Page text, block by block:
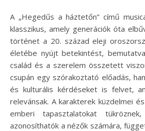
A „Hegedűs a háztetőn” című musical egy olyan időtlen
klasszikus, amely generációk óta
történet a 20. század eleji
életébe nyújt betekintést,
család és a szerelem összetett
csupán egy szórakoztató előadás,
és kulturális kérdéseket is felvet,
relevánsak. A karakterek küzdelmei
emberi tapasztalatokat
azonosíthatók a nézők számára,